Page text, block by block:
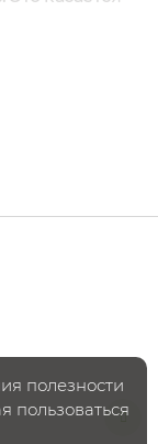
с масла
полезности
пользоваться